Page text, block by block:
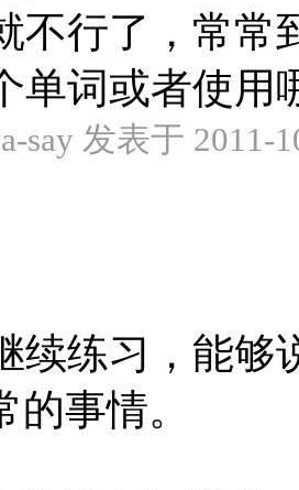
不行了，常常
单词或者使用
say 发表于 2011-
练习，能够
的事情。